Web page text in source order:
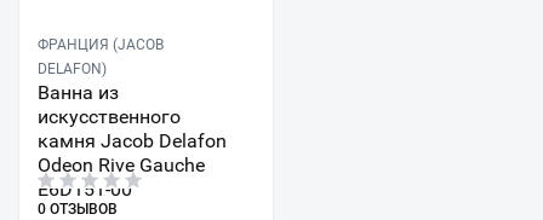
ФРАНЦИЯ (JACOB
DELAFON)
Ванна из
искусственного
камня Jacob Delafon
Odeon Rive Gauche
E6D151-00
0 ОТЗЫВОВ